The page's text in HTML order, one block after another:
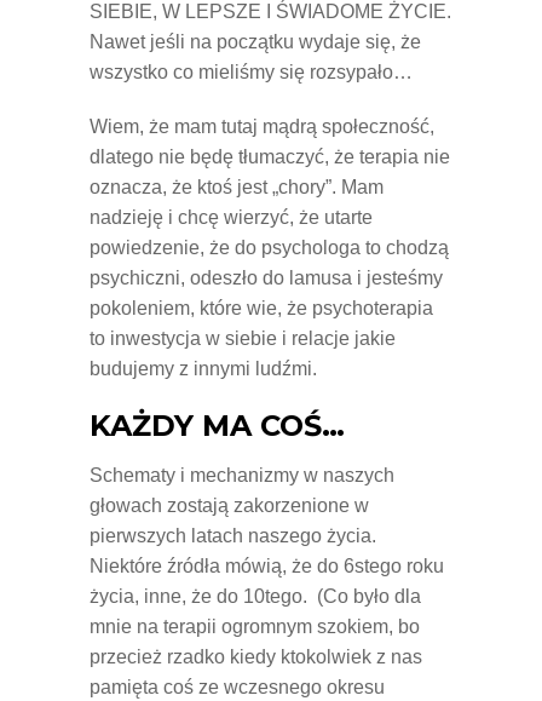
SIEBIE, W LEPSZE I ŚWIADOME ŻYCIE.
Nawet jeśli na początku wydaje się, że
wszystko co mieliśmy się rozsypało…
Wiem, że mam tutaj mądrą społeczność,
dlatego nie będę tłumaczyć, że terapia nie
oznacza, że ktoś jest „chory”. Mam
nadzieję i chcę wierzyć, że utarte
powiedzenie, że do psychologa to chodzą
psychiczni, odeszło do lamusa i jesteśmy
pokoleniem, które wie, że psychoterapia
to inwestycja w siebie i relacje jakie
budujemy z innymi ludźmi.
KAŻDY MA COŚ…
Schematy i mechanizmy w naszych
głowach zostają zakorzenione w
pierwszych latach naszego życia.
Niektóre źródła mówią, że do 6stego roku
życia, inne, że do 10tego. (Co było dla
mnie na terapii ogromnym szokiem, bo
przecież rzadko kiedy ktokolwiek z nas
pamięta coś ze wczesnego okresu